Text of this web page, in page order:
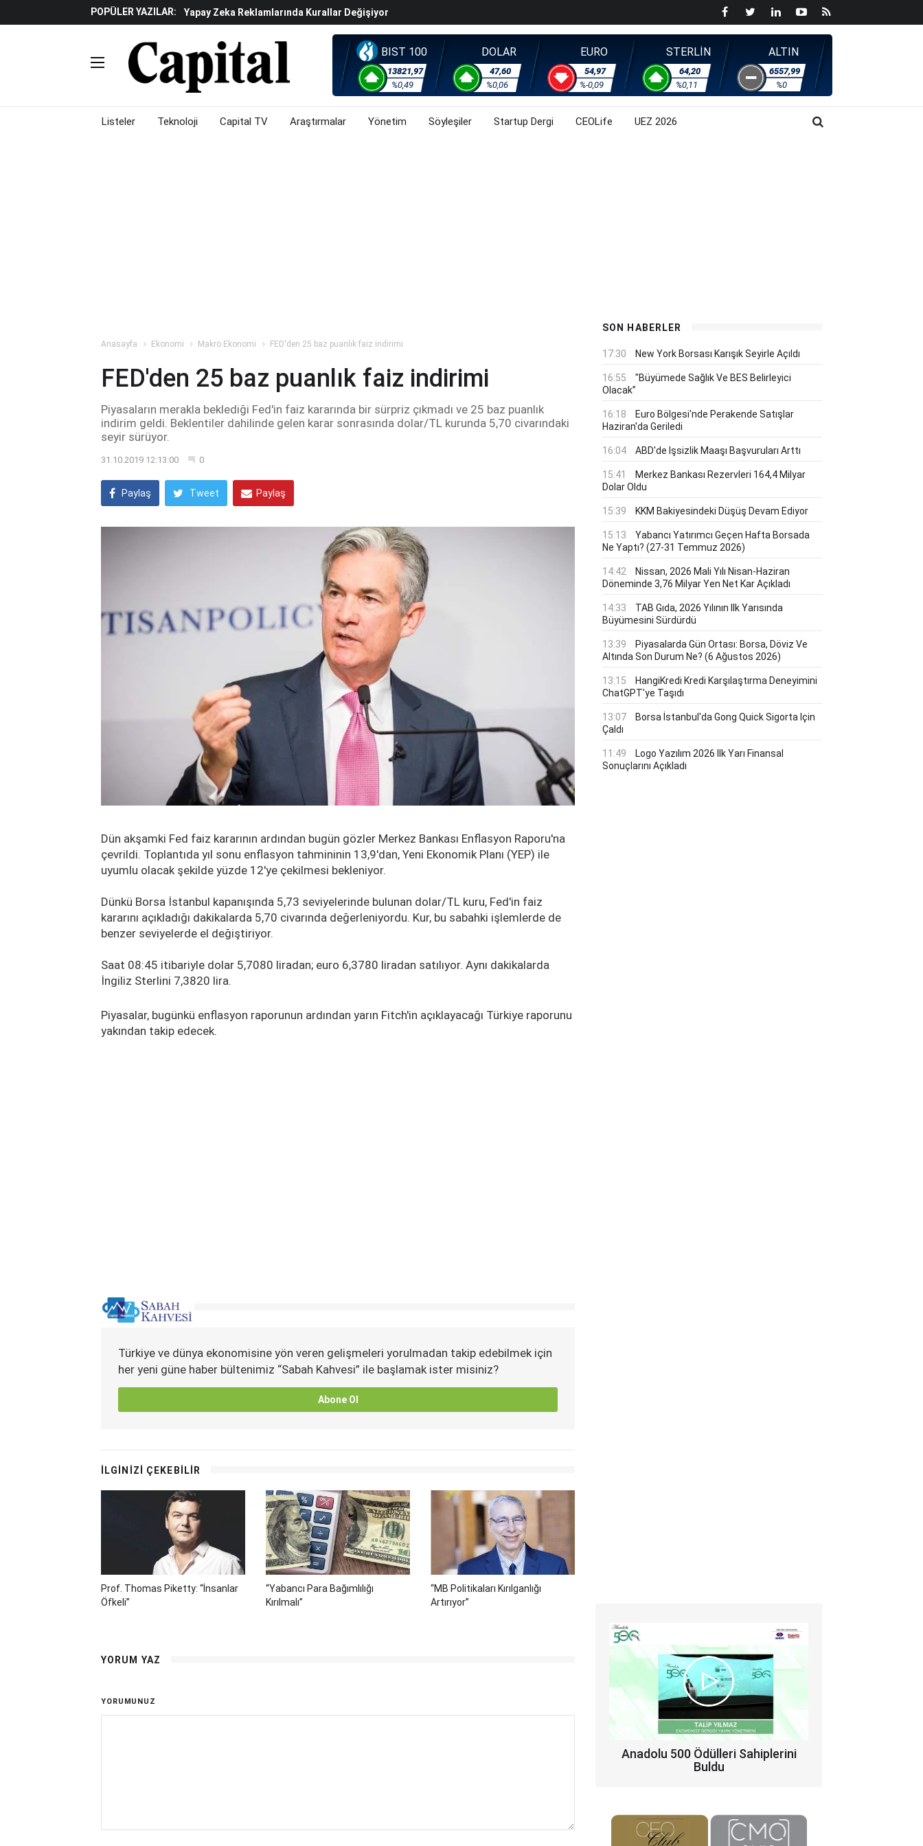
POPÜLER YAZILAR:
Beyaz Eşya Sektöründe Daralma Sürüyor
Döviz Ve Altın Güne Nasıl Başladı? (31 Temmuz 2026)
Küresel Piyasalarda Teknoloji Rallisi Risk Iştahını Artırdı
Piyasalarda Gün Ortası: Borsa, Döviz Ve Altında Son Durum Ne? (31 Temmuz 2026)
BIST 100
13821,97
%0,49
DOLAR
47,60
%0,06
EURO
54,97
%-0,09
STERLİN
64,20
%0,11
ALTIN
6557,99
%0
Listeler Teknoloji Capital TV Araştırmalar Yönetim Söyleşiler Startup Dergi CEOLife UEZ 2026
Anasayfa Ekonomi Makro Ekonomi FED'den 25 baz puanlık faiz indirimi
FED'den 25 baz puanlık faiz indirimi
Piyasaların merakla beklediği Fed'in faiz kararında bir sürpriz çıkmadı ve 25 baz puanlık
indirim geldi. Beklentiler dahilinde gelen karar sonrasında dolar/TL kurunda 5,70 civarındaki
seyir sürüyor.
31.10.2019 12:13:00 0
Paylaş Tweet Paylaş
Dün akşamki Fed faiz kararının ardından bugün gözler Merkez Bankası Enflasyon Raporu'na
çevrildi. Toplantıda yıl sonu enflasyon tahmininin 13,9'dan, Yeni Ekonomik Planı (YEP) ile
uyumlu olacak şekilde yüzde 12'ye çekilmesi bekleniyor.
Dünkü Borsa İstanbul kapanışında 5,73 seviyelerinde bulunan dolar/TL kuru, Fed'in faiz
kararını açıkladığı dakikalarda 5,70 civarında değerleniyordu. Kur, bu sabahki işlemlerde de
benzer seviyelerde el değiştiriyor.
Saat 08:45 itibariyle dolar 5,7080 liradan; euro 6,3780 liradan satılıyor. Aynı dakikalarda
İngiliz Sterlini 7,3820 lira.
Piyasalar, bugünkü enflasyon raporunun ardından yarın Fitch'in açıklayacağı Türkiye raporunu
yakından takip edecek.
Türkiye ve dünya ekonomisine yön veren gelişmeleri yorulmadan takip edebilmek için
her yeni güne haber bültenimiz “Sabah Kahvesi” ile başlamak ister misiniz?
Abone Ol
İLGİNİZİ ÇEKEBİLİR
Prof. Thomas Piketty: “İnsanlar
Öfkeli”
“Yabancı Para Bağımlılığı
Kırılmalı”
“MB Politikaları Kırılganlığı
Artırıyor”
YORUM YAZ
YORUMUNUZ
SON HABERLER
17:30 New York Borsası Karışık Seyirle Açıldı
16:55
"Büyümede Sağlık Ve BES Belirleyici
Olacak”
16:18
Euro Bölgesi'nde Perakende Satışlar
Haziran'da Geriledi
16:04 ABD'de Işsizlik Maaşı Başvuruları Arttı
15:41
Merkez Bankası Rezervleri 164,4 Milyar
Dolar Oldu
15:39 KKM Bakiyesindeki Düşüş Devam Ediyor
15:13
Yabancı Yatırımcı Geçen Hafta Borsada
Ne Yaptı? (27-31 Temmuz 2026)
14:42
Nissan, 2026 Mali Yılı Nisan-Haziran
Döneminde 3,76 Milyar Yen Net Kar Açıkladı
14:33
TAB Gıda, 2026 Yılının Ilk Yarısında
Büyümesini Sürdürdü
13:39
Piyasalarda Gün Ortası: Borsa, Döviz Ve
Altında Son Durum Ne? (6 Ağustos 2026)
13:15
HangiKredi Kredi Karşılaştırma Deneyimini
ChatGPT'ye Taşıdı
13:07
Borsa İstanbul'da Gong Quick Sigorta Için
Çaldı
11:49
Logo Yazılım 2026 Ilk Yarı Finansal
Sonuçlarını Açıkladı
Anadolu 500 Ödülleri Sahiplerini
Buldu